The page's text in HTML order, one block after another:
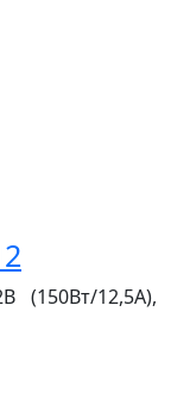
(150Вт/12,5А),